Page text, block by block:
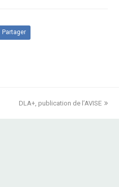
Partager
next
DLA+, publication de l’AVISE